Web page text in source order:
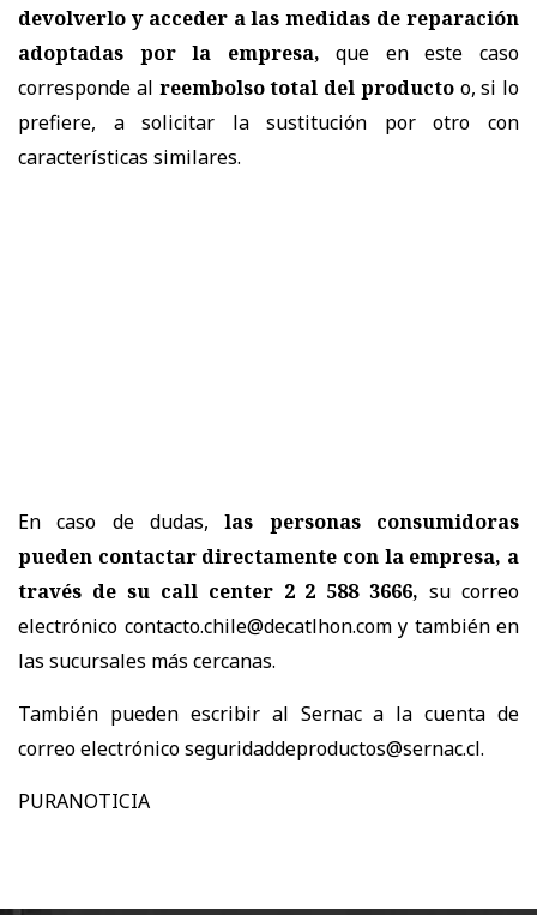
devolverlo y acceder a las medidas de reparación
adoptadas por la empresa, que en este caso
corresponde al reembolso total del productoo, si lo
prefiere, a solicitar la sustitución por otro con
características similares.
En caso de dudas,las personas consumidoras
pueden contactar directamente con la empresa, a
través de su call center 2 2 588 3666, su correo
electrónico contacto.chile@decatlhon.com y también en
las sucursales más cercanas.
También pueden escribir al Sernac a la cuenta de
correo electrónico seguridaddeproductos@sernac.cl.
PURANOTICIA